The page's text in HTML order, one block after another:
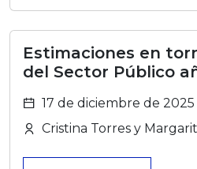
Estimaciones en
del Sector Público
17 de diciembre de 2025
Cristina Torres y